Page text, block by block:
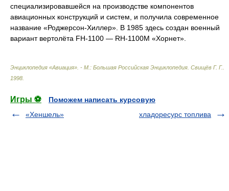
специализировавшейся на производстве компонентов
авиационных конструкций и систем, и получила современное
название «Роджерсон-Хиллер». В 1985 здесь создан военный
вариант вертолёта FH-1100 — RH-1100M «Хорнет».
Энциклопедия «Авиация». - М.: Большая Российская Энциклопедия Свищёв Г. Г.
1998
Игры ⚽
Поможем написать курсовую
«Хеншель»
хладоресурс топлива